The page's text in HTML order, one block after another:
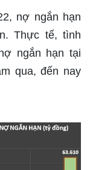
nợ ngắn hạn
Thực tế, tình
ngắn hạn tại
qua, đến nay